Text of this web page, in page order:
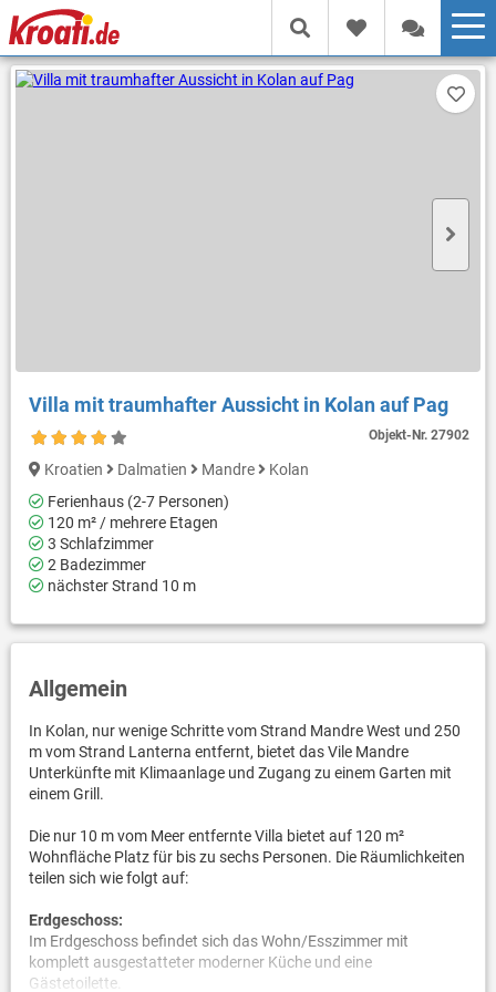
Villa mit traumhafter Aussicht in Kolan auf Pag
Objekt-Nr.27902
Kroatien Dalmatien Mandre
Kolan
Ferienhaus (2-7 Personen)
120 m² / mehrere Etagen
3 Schlafzimmer
2 Badezimmer
nächster Strand 10 m
Allgemein
In Kolan, nur wenige Schritte vom Strand Mandre West und 250
m vom Strand Lanterna entfernt, bietet das Vile Mandre
Unterkünfte mit Klimaanlage und Zugang zu einem Garten mit
einem Grill.
Die nur 10 m vom Meer entfernte Villa bietet auf 120 m²
Wohnfläche Platz für bis zu sechs Personen. Die Räumlichkeiten
teilen sich wie folgt auf:
Erdgeschoss:
Im Erdgeschoss befindet sich das Wohn/Esszimmer mit
komplett ausgestatteter moderner Küche und eine
Gästetoilette.